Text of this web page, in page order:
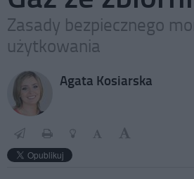
Zasady bezpiecznego
użytkowania
Agata Kosiarska